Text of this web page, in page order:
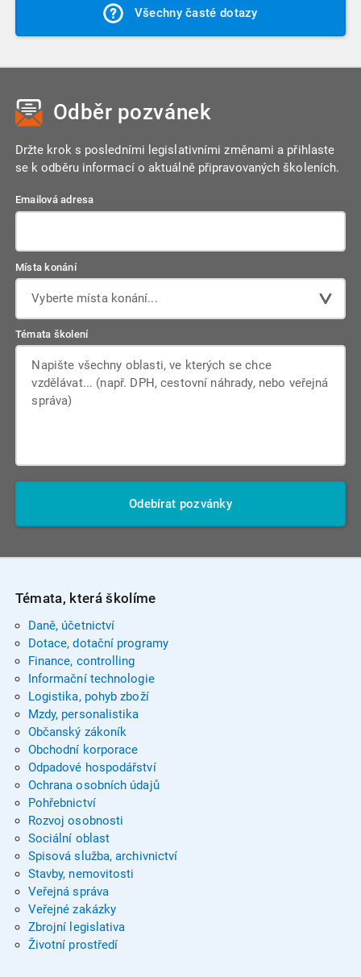
zasílat i před konáním webináře na naši emailovou adresu,
následně je zařadíme do webináře.
účastníkům záznam webináře. Pořízení záznamu ale záleží
na množství okolností, neslibujeme proto, že obdržíte
konkrétního webináře nás prosím kontaktujte před
Všechny časté dotazy
Odběr pozvánek
Držte krok s posledními legislativními změnami a přihlaste
se k odběru informací o aktuálně připravovaných školeních.
Emailová adresa
Místa konání
Vyberte místa konání...
Témata školení
Odebírat pozvánky
Témata, která školíme
Daně, účetnictví
Dotace, dotační programy
Finance, controlling
Informační technologie
Logistika, pohyb zboží
Mzdy, personalistika
Občanský zákoník
Obchodní korporace
Odpadové hospodářství
Ochrana osobních údajů
Pohřebnictví
Rozvoj osobnosti
Sociální oblast
Spisová služba, archivnictví
Stavby, nemovitosti
Veřejná správa
Veřejné zakázky
Zbrojní legislativa
Životní prostředí